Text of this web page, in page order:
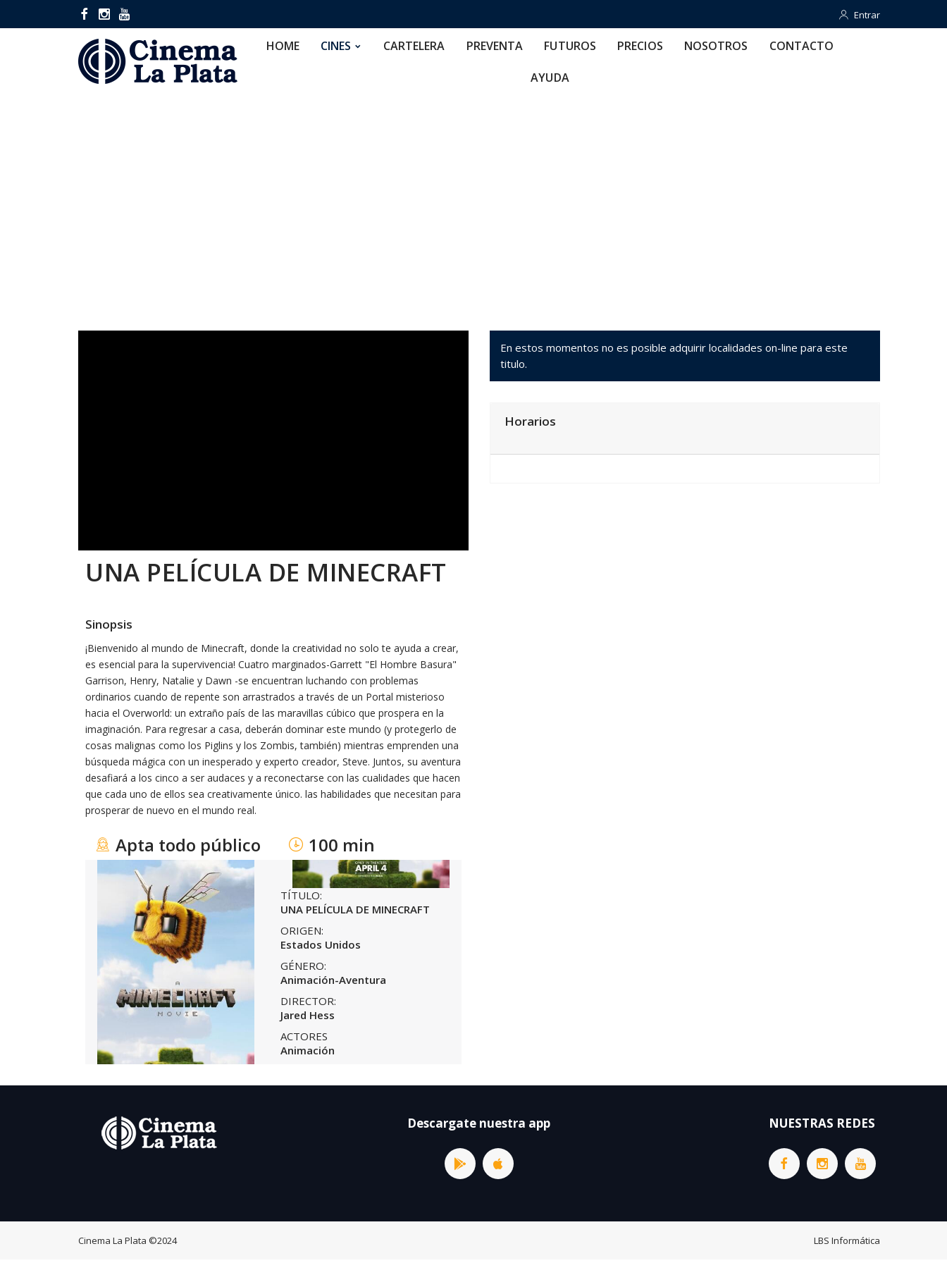
Entrar
Entrar
HOME CINES CARTELERA PREVENTA FUTUROS PRECIOS NOSOTROS CONTACTO
AYUDA
UNA PELÍCULA DE MINECRAFT
Sinopsis
¡Bienvenido al mundo de Minecraft, donde la creatividad no solo te ayuda a crear,
es esencial para la supervivencia! Cuatro marginados-Garrett "El Hombre Basura"
Garrison, Henry, Natalie y Dawn -se encuentran luchando con problemas
ordinarios cuando de repente son arrastrados a través de un Portal misterioso
hacia el Overworld: un extraño país de las maravillas cúbico que prospera en la
imaginación. Para regresar a casa, deberán dominar este mundo (y protegerlo de
cosas malignas como los Piglins y los Zombis, también) mientras emprenden una
búsqueda mágica con un inesperado y experto creador, Steve. Juntos, su aventura
desafiará a los cinco a ser audaces y a reconectarse con las cualidades que hacen
que cada uno de ellos sea creativamente único. las habilidades que necesitan para
prosperar de nuevo en el mundo real.
Apta todo público 100 min
TÍTULO:
UNA PELÍCULA DE MINECRAFT
ORIGEN:
Estados Unidos
GÉNERO:
Animación-Aventura
DIRECTOR:
Jared Hess
ACTORES
Animación
En estos momentos no es posible adquirir localidades on-line para este
titulo.
Horarios
Descargate nuestra app NUESTRAS REDES
Cinema La Plata ©2024 LBS Informática